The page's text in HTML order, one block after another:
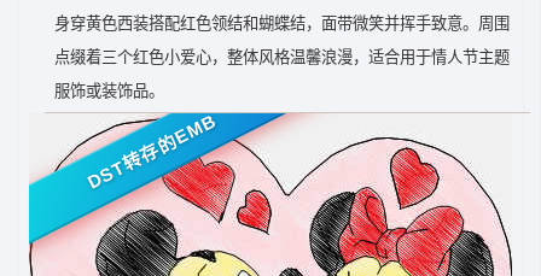
身穿黄色西装搭配红色领结和蝴蝶结，面带微笑并挥手致意。周围
点缀着三个红色小爱心，整体风格温馨浪漫，适合用于情人节主题
服饰或装饰品。
DST转存的EMB